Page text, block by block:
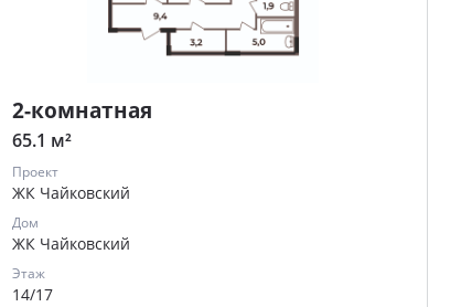
2-комнатная
65.1 м²
Проект
ЖК Чайковский
Дом
ЖК Чайковский
Этаж
14/17